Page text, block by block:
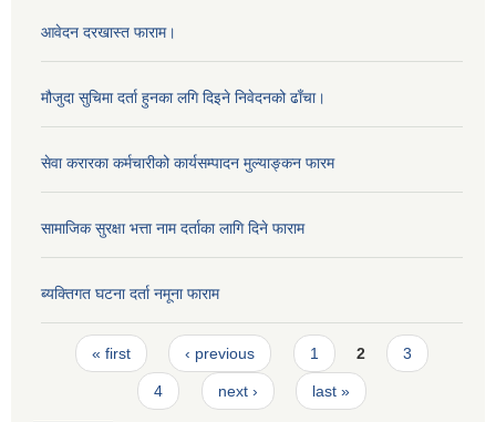
आवेदन दरखास्त फाराम।
मौजुदा सुचिमा दर्ता हुनका लगि दिइने निवेदनको ढाँचा।
सेवा करारका कर्मचारीको कार्यसम्पादन मुल्याङ्‍कन फारम
सामाजिक सुरक्षा भत्ता नाम दर्ताका लागि दिने फाराम
ब्यक्तिगत घटना दर्ता नमूना फाराम
Pages
« first ‹ previous 1 2 3
4 next › last »